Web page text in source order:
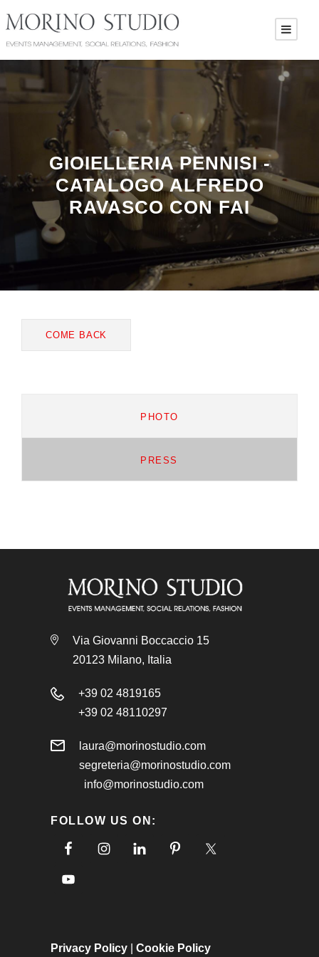
GIOIELLERIA PENNISI -
CATALOGO ALFREDO
RAVASCO CON FAI
COME BACK
PHOTO
PRESS
Via Giovanni Boccaccio 15
20123 Milano, Italia
+39 02 4819165
+39 02 48110297
laura@morinostudio.com
segreteria@morinostudio.com
info@morinostudio.com
FOLLOW US ON:
Privacy Policy Cookie Policy